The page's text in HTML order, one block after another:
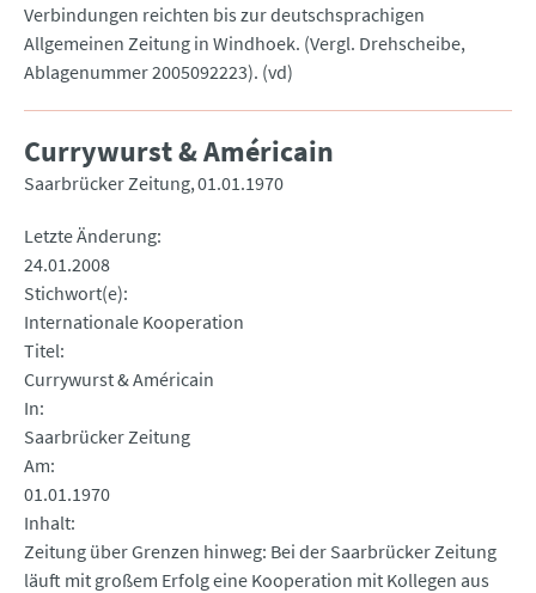
Verbindungen reichten bis zur deutschsprachigen
Allgemeinen Zeitung in Windhoek. (Vergl. Drehscheibe,
Ablagenummer 2005092223). (vd)
Currywurst & Américain
Saarbrücker Zeitung 01.01.1970
Letzte Änderung
24.01.2008
Stichwort(e)
Internationale Kooperation
Titel
Currywurst & Américain
In
Saarbrücker Zeitung
Am
01.01.1970
Inhalt
Zeitung über Grenzen hinweg: Bei der Saarbrücker Zeitung
läuft mit großem Erfolg eine Kooperation mit Kollegen aus